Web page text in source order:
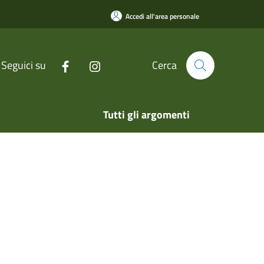
Accedi all'area personale
Seguici su Cerca
Tutti gli argomenti